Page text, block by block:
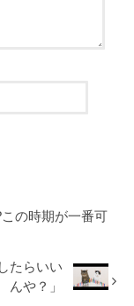
の時期が一番可
たらいい
んや？」